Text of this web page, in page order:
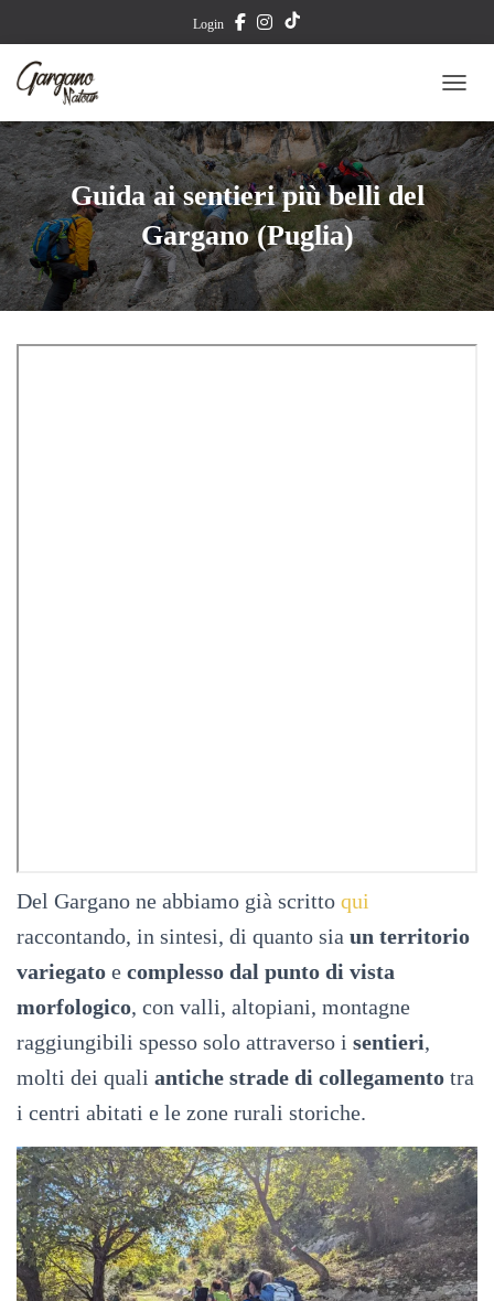
Login T
T
o
k
Guida ai sentieri più belli del
Gargano (Puglia)
Del Gargano ne abbiamo già scritto qui
raccontando, in sintesi, di quanto sia un territorio
variegato e complesso dal punto di vista
morfologico, con valli, altopiani, montagne
raggiungibili spesso solo attraverso i sentieri,
molti dei quali antiche strade di collegamento tra
i centri abitati e le zone rurali storiche.